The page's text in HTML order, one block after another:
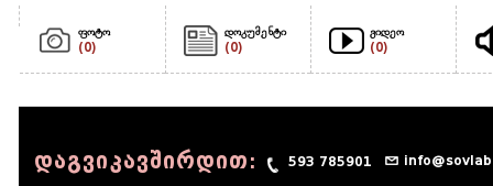
ფოტო
(0)
დოკუმენტი
(0)
ვიდეო
(0)
დაგვიკავშირდით: 593 785901